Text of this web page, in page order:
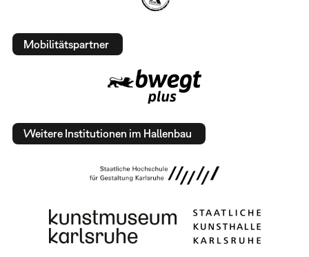
Mobilitätspartner
Weitere Institutionen im Hallenbau